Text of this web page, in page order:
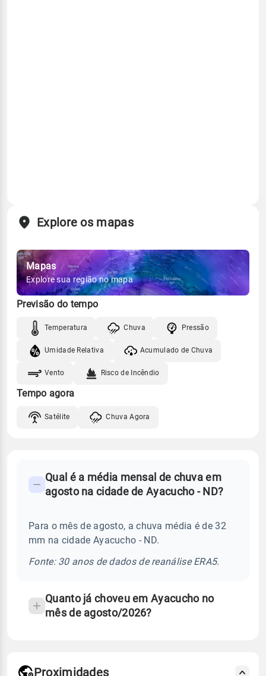
Explore os mapas
Mapas
Explore sua região no mapa
Previsão do tempo
Temperatura Chuva Pressão
Umidade Relativa Acumulado de Chuva
Vento Risco de Incêndio
Tempo agora
Satélite Chuva Agora
Perguntas
sobre
chuva
Qual é a média mensal de chuva em
agosto na cidade de Ayacucho - ND?
Para o mês de agosto, a chuva média é de 32
mm na cidade Ayacucho - ND.
Fonte: 30 anos de dados de reanálise ERA5.
Quanto já choveu em Ayacucho no
mês de agosto/2026?
Proximidades